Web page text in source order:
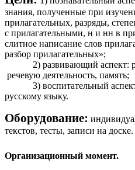
знания, полученные при
прилагательных, разряды,
с прилагательными, н и нн в
слитное написание слов
разбор прилагательных»;
2) развивающий аспект:
речевую деятельность, память;
3) воспитательный аспект:
русскому языку.
Оборудование:
текстов, тесты, записи на доске.
Ход
Организационный момент.